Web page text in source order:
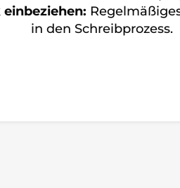
in den Schreibprozess.